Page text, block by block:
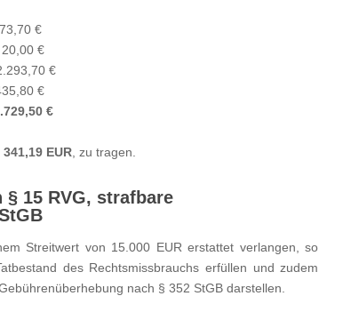
€
€
€
€
€
341,19 EUR , zu tragen.
15 RVG, strafbare
Streitwert von 15.000 EUR erstattet verlangen, so
des Rechtsmissbrauchs erfüllen und zudem
nach § 352 StGB darstellen.